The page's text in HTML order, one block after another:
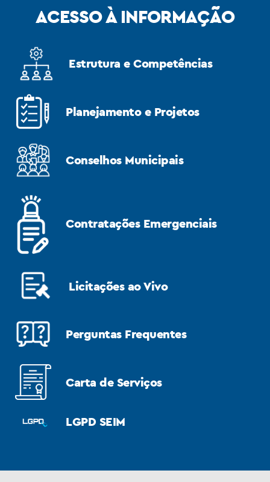
ACESSO À INFORMAÇÃO
Estrutura e Competências
Planejamento e Projetos
Conselhos Municipais
Contratações Emergenciais
Licitações ao Vivo
Perguntas Frequentes
Carta de Serviços
LGPD SEIM